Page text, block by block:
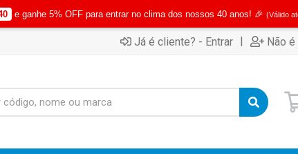
Já é cliente? - Entrar | Não
e ganhe 5% OFF para entrar no clima dos nossos 40 anos! 🎉 (Válido